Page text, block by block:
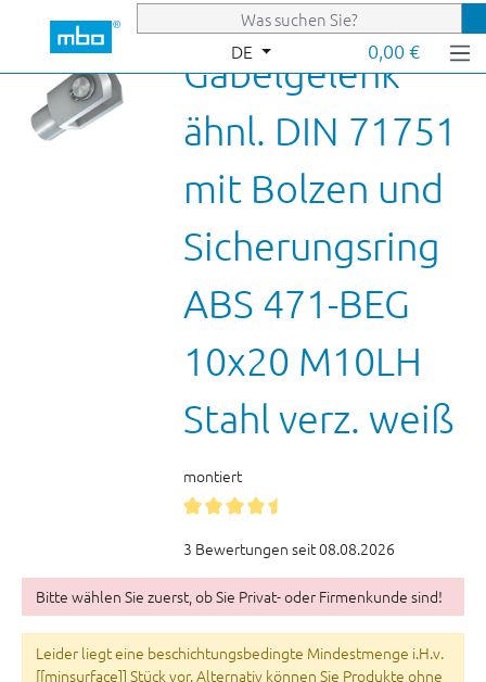
Zum Hauptinhalt springen
DE 0,00 €
Gabelgelenk
ähnl. DIN 71751
mit Bolzen und
Sicherungsring
ABS 471-BEG
10x20 M10LH
Stahl verz. weiß
montiert
3 Bewertungen seit 08.08.2026
Bitte wählen Sie zuerst, ob Sie Privat- oder Firmenkunde sind!
Leider liegt eine beschichtungsbedingte Mindestmenge i.H.v.
[[minsurface]] Stück vor. Alternativ können Sie Produkte ohne